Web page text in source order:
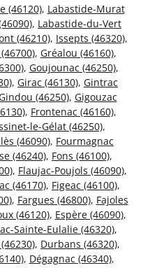
(46120), Labastide-Murat
, Labastide-du-Vert
(46210), Issepts (46320),
, Gréalou (46160),
, Goujounac (46250),
, Girac (46130), Gintrac
Gindou (46250), Gigouzac
, Frontenac (46160),
le-Gélat (46250),
(46090), Fourmagnac
(46240), Fons (46100),
, Flaujac-Poujols (46090),
(46170), Figeac (46100),
, Fargues (46800), Fajoles
(46120), Espère (46090),
Sainte-Eulalie (46320),
, Durbans (46320),
, Dégagnac (46340),